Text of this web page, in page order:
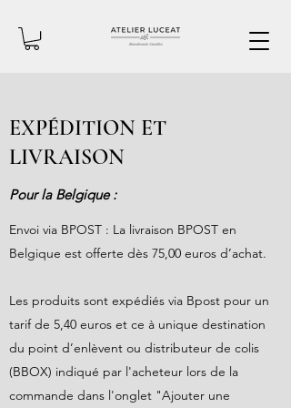
EXPÉDITION ET
LIVRAISON
Pour la Belgique :
Envoi via BPOST : La livraison BPOST en
Belgique est offerte dès 75,00 euros d’achat.
Les produits sont expédiés via Bpost pour un
tarif de 5,40 euros et ce à unique destination
du point d’enlèvent ou distributeur de colis
(BBOX) indiqué par l'acheteur lors de la
commande dans l'onglet "Ajouter une